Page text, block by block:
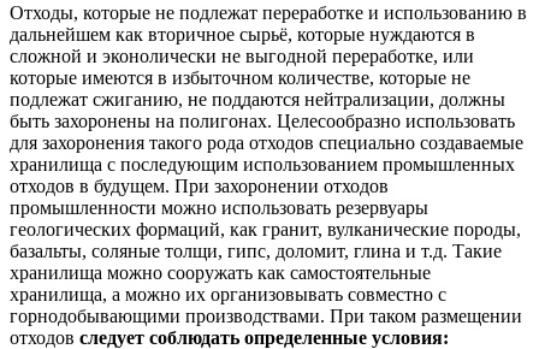
Отходы, которые не подлежат переработке и использованию в
дальнейшем как вторичное сырьё, которые нуждаются в
сложной и эконолически не выгодной переработке, или
которые имеются в избыточном количестве, которые не
подлежат сжиганию, не поддаются нейтрализации, должны
быть захоронены на полигонах. Целесообразно использовать
для захоронения такого рода отходов специально создаваемые
хранилища с последующим использованием промышленных
отходов в будущем. При захоронении отходов
промышленности можно использовать резервуары
геологических формаций, как гранит, вулканические породы,
базальты, соляные толщи, гипс, доломит, глина и т.д. Такие
хранилища можно сооружать как самостоятельные
хранилища, а можно их организовывать совместно с
горнодобывающими производствами. При таком размещении
отходов следует соблюдать определенные условия: